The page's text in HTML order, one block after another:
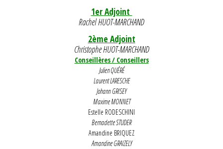
1er Adjoint
Rachel HUOT-MARCHAND
2ème Adjoint
Christophe HUOT-MARCHAND
Conseillères / Conseillers
Julien QUÉRÉ
Laurent LARESCHE
Johann GRISEY
Maxime MONNET
Estelle RODESCHINI
Bernadette STUDER
Amandine BRIQUEZ
Amandine GRAIZELY